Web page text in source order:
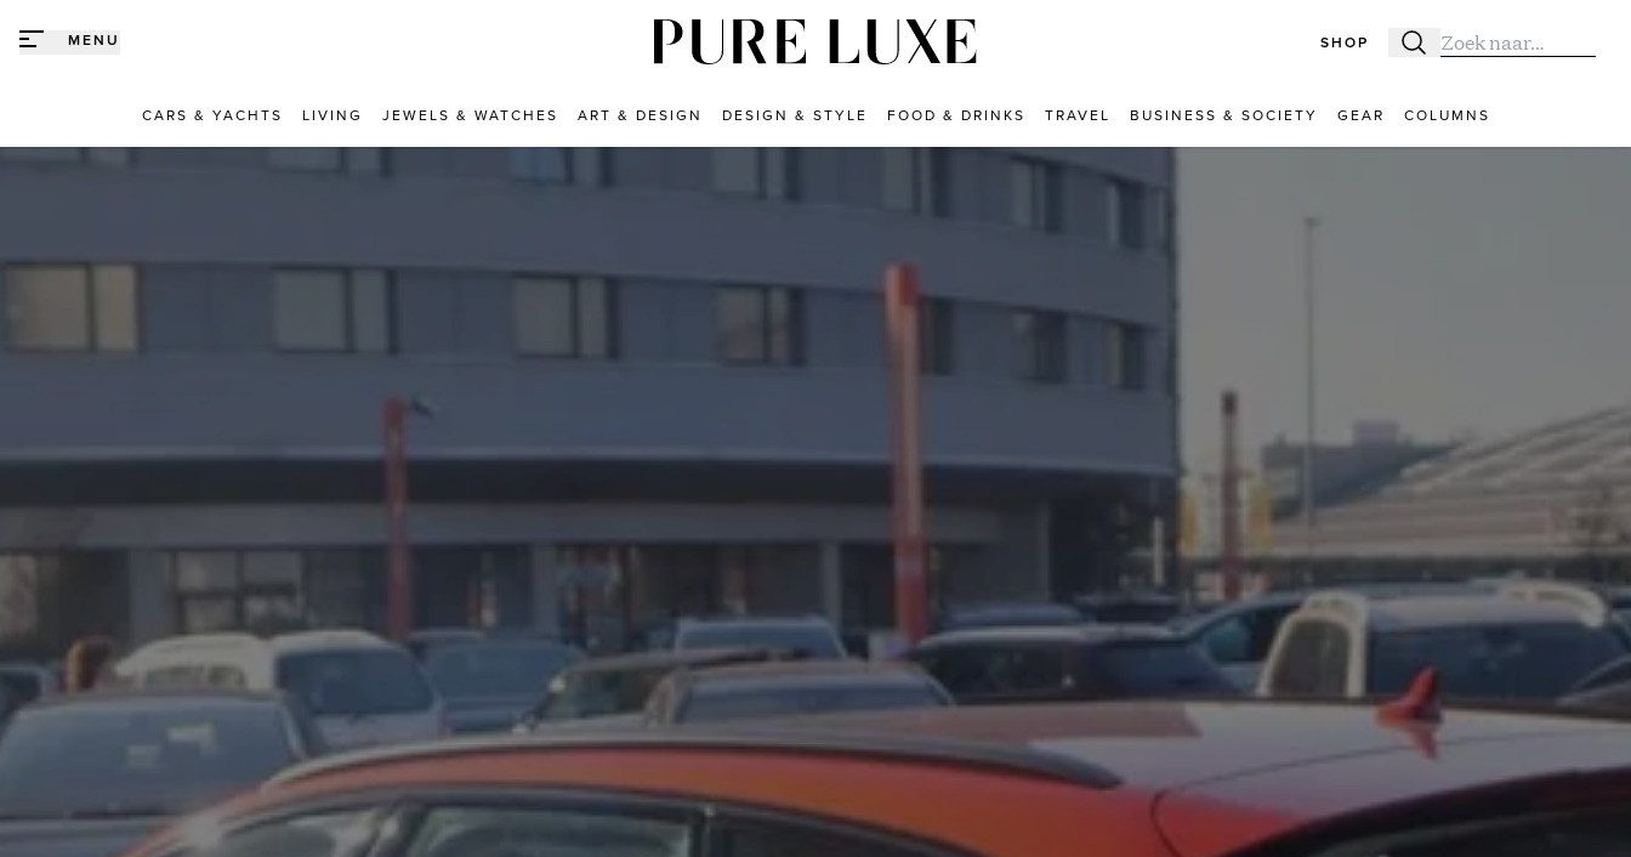
MENU SHOP Zoeken
Zoek naar:
CARS & YACHTS LIVING JEWELS & WATCHES ART & DESIGN DESIGN & STYLE FOOD & DRINKS TRAVEL BUSINESS & SOCIETY GEAR COLUMNS